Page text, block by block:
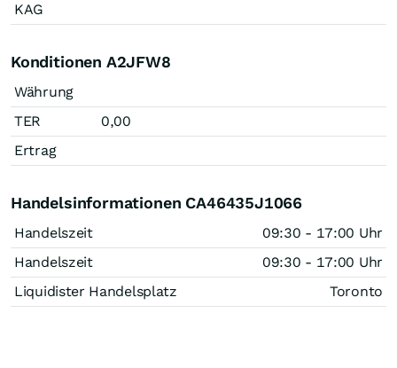
KAG
Konditionen A2JFW8
Währung
TER
0,00
Ertrag
Handelsinformationen CA46435J1066
Handelszeit
09:30 - 17:00 Uhr
Handelszeit
09:30 - 17:00 Uhr
Liquidister Handelsplatz
Toronto